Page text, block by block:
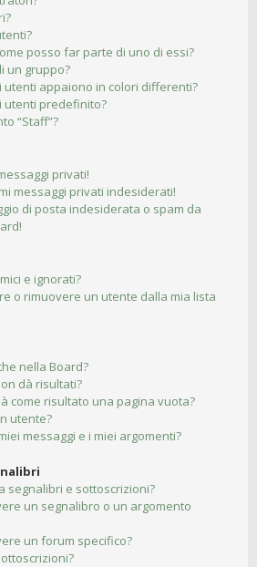
posso far parte di uno di essi?
un gruppo?
utenti appaiono in colori differenti?
utenti predefinito?
“Staff”?
privati!
messaggi privati indesiderati!
di posta indesiderata o spam da
e ignorati?
o rimuovere un utente dalla mia lista
nella Board?
dà risultati?
come risultato una pagina vuota?
utente?
messaggi e i miei argomenti?
segnalibri e sottoscrizioni?
un segnalibro o un argomento
un forum specifico?